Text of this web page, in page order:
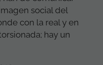
social del
con la real y en
hay un